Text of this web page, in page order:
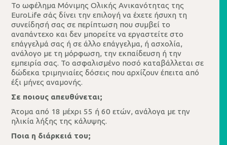
Το ωφέλημα Μόνιμης Ολικής Ανικανότητας της
EuroLife σάς δίνει την επιλογή να έχετε ήσυχη τη
συνείδησή σας σε περίπτωση που συμβεί το
αναπάντεχο και δεν μπορείτε να εργαστείτε στο
επάγγελμά σας ή σε άλλο επάγγελμα, ή ασχολία,
ανάλογο με τη μόρφωση, την εκπαίδευση ή την
εμπειρία σας. Το ασφαλισμένο ποσό καταβάλλεται σε
δώδεκα τριμηνιαίες δόσεις που αρχίζουν έπειτα από
έξι μήνες αναμονής.
Σε ποιους απευθύνεται;
Άτομα από 18 μέχρι 55 ή 60 ετών, ανάλογα με την
ηλικία λήξης της κάλυψης.
Ποια η διάρκειά του;